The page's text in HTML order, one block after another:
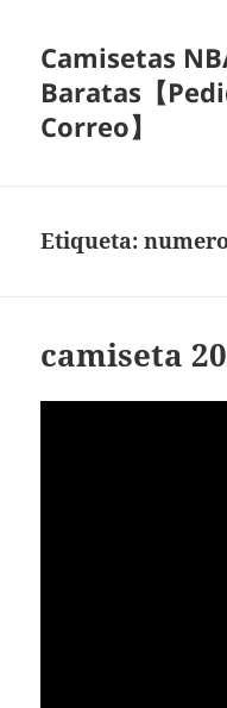
Camisetas
Baratas【
Correo】
Etiqueta:
camiseta